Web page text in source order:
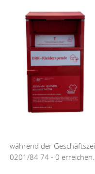
während der
0201/84 74 - 0 erreichen.